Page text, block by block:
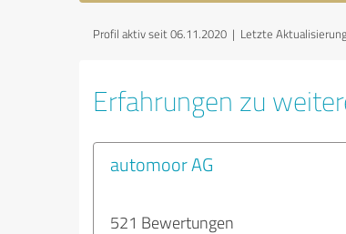
Profil aktiv seit 06.11.2020 | Letzte
Erfahrungen zu
automoor AG
521 Bewertungen